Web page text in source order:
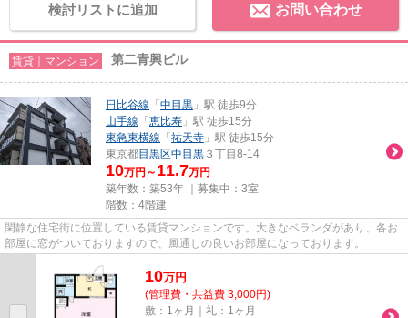
検討リストに追加 お問い合わせ
賃貸｜マンション 第二青興ビル
日比谷線 「 中目黒 」駅 徒歩9分
山手線 「 恵比寿 」駅 徒歩15分
東急東横線 「 祐天寺 」駅 徒歩15分
東京都目黒区中目黒 ３丁目8-14
10万円～ 11.7万円
築年数：築53年 ｜募集中： 3室
階数：4階建
閑静な住宅街に位置している賃貸マンションです。大きなベランダがあり、各お
部屋に窓がついておりますので、風通しの良いお部屋になっております。
10万円
(管理費・共益費 3,000円)
敷：1ヶ月｜礼：1ヶ月